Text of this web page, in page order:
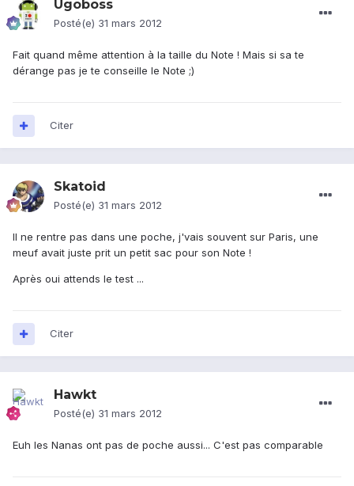
Ugoboss
Posté(e) 31 mars 2012
Fait quand même attention à la taille du Note ! Mais si sa te
dérange pas je te conseille le Note ;)
Citer
Skatoid
Posté(e) 31 mars 2012
Il ne rentre pas dans une poche, j'vais souvent sur Paris, une
meuf avait juste prit un petit sac pour son Note !
Après oui attends le test ...
Citer
Hawkt
Posté(e) 31 mars 2012
Euh les Nanas ont pas de poche aussi... C'est pas comparable